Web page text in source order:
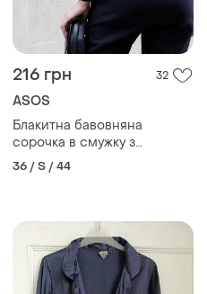
216 грн 32
ASOS
Блакитна бавовняна
сорочка в смужку з
воланами (рюшами) second
female
36 / S / 44